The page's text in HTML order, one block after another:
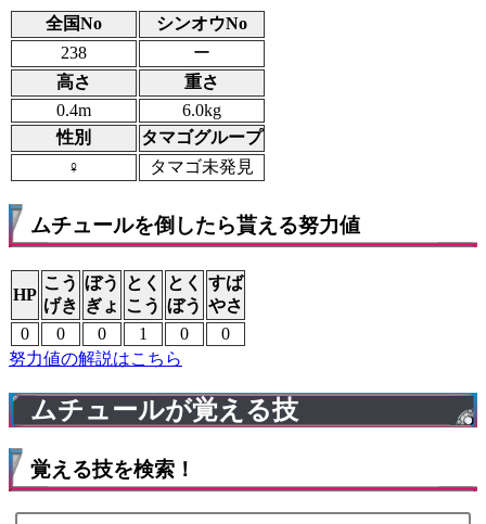
全国No
シンオウNo
238
ー
高さ
重さ
0.4m
6.0kg
性別
タマゴグループ
♀
タマゴ未発見
ムチュールを倒したら貰える努力値
HP
こう
げき
ぼう
ぎょ
とく
こう
とく
ぼう
すば
やさ
0
0 0 1 0
0
努力値の解説はこちら
ムチュールが覚える技
覚える技を検索！